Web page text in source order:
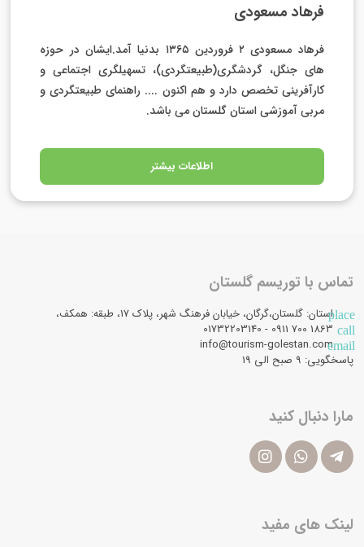
فرهاد مسعودی
فرهاد مسعودی ۲ فروردین ۱۳۶۵ بدنیا آمد.ایشان در حوزه
های جنگل، گردشگری(طبیعتگردی)، تسهیلگری اجتماعی و
کارآفرینی تخصص دارد و هم اکنون .... راهنمای طبیعتگردی و
مربی آموزشی استان گلستان می باشد.
اطلاعات بیشتر
تماس با توریسم گلستان
placeاستان: گلستان،گرگان، خیابان فرهنگ شهر، پلاک 17، طبقه: همکف،
call
email
info@tourism-golestan.com
پاسخگویی: ۹ صبح الی 19
مارا دنبال کنید
لینک های مفید